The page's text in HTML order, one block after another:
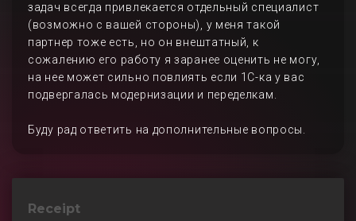
задач всегда привлекается отдельный специалист
(возможно с вашей стороны), у меня такой
партнер тоже есть, но он внештатный, к
сожалению его работу я заранее оценить не могу,
на нее может сильно повлиять если 1С-ка у вас
подвергалась модернизации и переделкам.
Буду рад ответить на дополнительные вопросы.
Receipt